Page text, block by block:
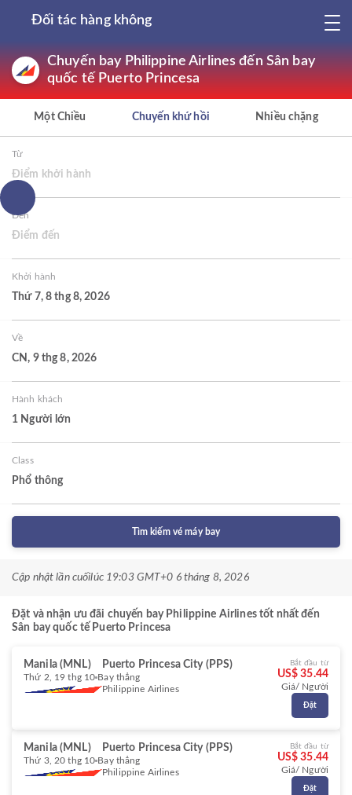
Đối tác hàng không
Chuyến bay Philippine Airlines đến Sân bay
quốc tế Puerto Princesa
Một Chiều Chuyến khứ hồi Nhiều chặng
Từ
Điểm khởi hành
Đến
Điểm đến
Khởi hành
Thứ 7, 8 thg 8, 2026
Về
CN, 9 thg 8, 2026
Hành khách
1 Người lớn
Class
Phổ thông
Tìm kiếm vé máy bay
Cập nhật lần cuốilúc 19:03 GMT+0 6 tháng 8, 2026
Đặt và nhận ưu đãi chuyến bay Philippine Airlines tốt nhất đến
Sân bay quốc tế Puerto Princesa
Manila (MNL) Puerto Princesa City (PPS)
Thứ 2, 19 thg 10 Bay thẳng
Philippine Airlines
Bắt đầu từ
US$ 35.44
Giá/ Người
Đặt
Manila (MNL) Puerto Princesa City (PPS)
Thứ 3, 20 thg 10 Bay thẳng
Philippine Airlines
Bắt đầu từ
US$ 35.44
Giá/ Người
Đặt